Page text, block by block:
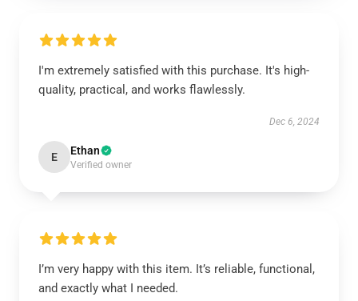
I'm extremely satisfied with this purchase. It's high-
quality, practical, and works flawlessly.
Dec 6, 2024
E Ethan
Verified owner
I’m very happy with this item. It’s reliable, functional,
and exactly what I needed.